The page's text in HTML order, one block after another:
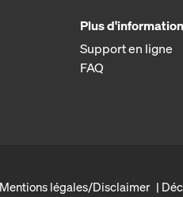
Plus
Support en ligne
FAQ
Mentions légales/Disclaimer